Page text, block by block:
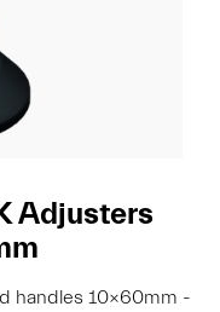
Adjusters
handles 10x60mm -